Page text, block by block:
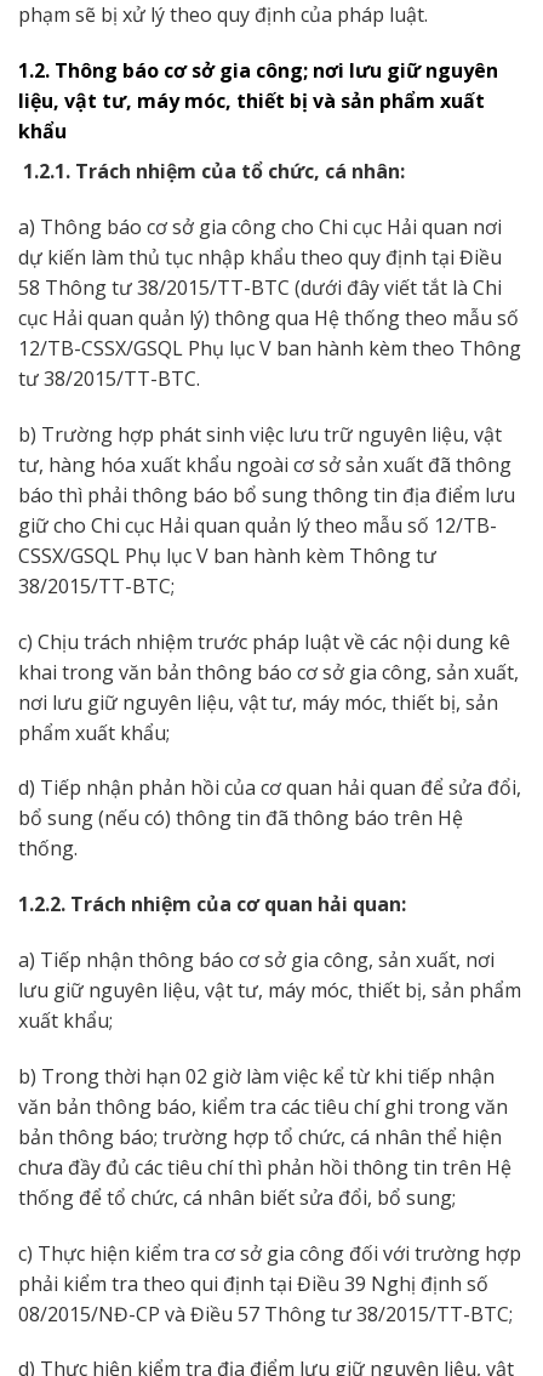
phạm sẽ bị xử lý theo quy định của pháp luật.
1.2. Thông báo cơ sở gia công; nơi lưu giữ nguyên
liệu, vật tư, máy móc, thiết bị và sản phẩm xuất
khẩu
1.2.1. Trách nhiệm của tổ chức, cá nhân:
a) Thông báo cơ sở gia công cho Chi cục Hải quan nơi
dự kiến làm thủ tục nhập khẩu theo quy định tại Điều
58 Thông tư 38/2015/TT-BTC (dưới đây viết tắt là Chi
cục Hải quan quản lý) thông qua Hệ thống theo mẫu số
12/TB-CSSX/GSQL Phụ lục V ban hành kèm theo Thông
tư 38/2015/TT-BTC.
b) Trường hợp phát sinh việc lưu trữ nguyên liệu, vật
tư, hàng hóa xuất khẩu ngoài cơ sở sản xuất đã thông
báo thì phải thông báo bổ sung thông tin địa điểm lưu
giữ cho Chi cục Hải quan quản lý theo mẫu số 12/TB-
CSSX/GSQL Phụ lục V ban hành kèm Thông tư
38/2015/TT-BTC;
c) Chịu trách nhiệm trước pháp luật về các nội dung kê
khai trong văn bản thông báo cơ sở gia công, sản xuất,
nơi lưu giữ nguyên liệu, vật tư, máy móc, thiết bị, sản
phẩm xuất khẩu;
d) Tiếp nhận phản hồi của cơ quan hải quan để sửa đổi,
bổ sung (nếu có) thông tin đã thông báo trên Hệ
thống.
1.2.2. Trách nhiệm của cơ quan hải quan:
a) Tiếp nhận thông báo cơ sở gia công, sản xuất, nơi
lưu giữ nguyên liệu, vật tư, máy móc, thiết bị, sản phẩm
xuất khẩu;
b) Trong thời hạn 02 giờ làm việc kể từ khi tiếp nhận
văn bản thông báo, kiểm tra các tiêu chí ghi trong văn
bản thông báo; trường hợp tổ chức, cá nhân thể hiện
chưa đầy đủ các tiêu chí thì phản hồi thông tin trên Hệ
thống để tổ chức, cá nhân biết sửa đổi, bổ sung;
c) Thực hiện kiểm tra cơ sở gia công đối với trường hợp
phải kiểm tra theo qui định tại Điều 39 Nghị định số
08/2015/NĐ-CP và Điều 57 Thông tư 38/2015/TT-BTC;
d) Thực hiện kiểm tra địa điểm lưu giữ nguyên liệu, vật